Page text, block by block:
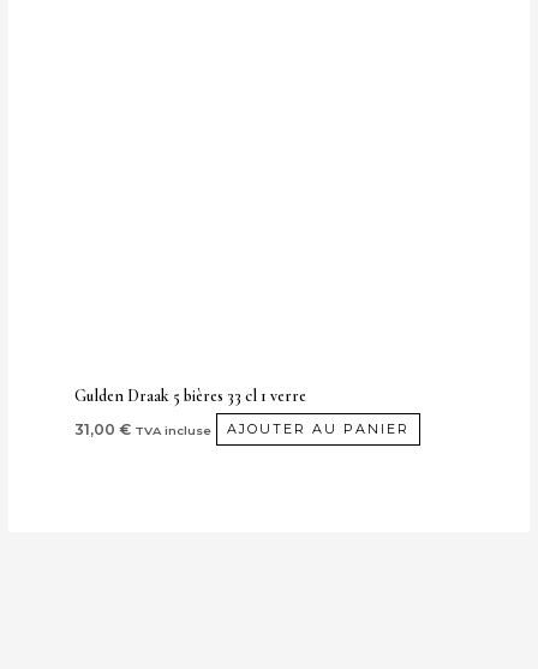
Gulden Draak 5 bières 33 cl 1 verre
31,00€ TVA incluse AJOUTER AU PANIER